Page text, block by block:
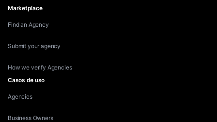
Marketplace
Find an Agency
Submit your agency
How we verify Agencies
Casos de uso
Agencies
Business Owners